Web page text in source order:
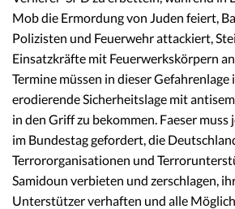
Mob die Ermordung von Juden feiert,
Polizisten und Feuerwehr attackiert,
Einsatzkräfte mit Feuerwerkskörpern
Termine müssen in dieser Gefahrenlage
erodierende Sicherheitslage mit
in den Griff zu bekommen. Faeser
im Bundestag gefordert, die
Terrororganisationen und
Samidoun verbieten und zerschlagen,
Unterstützer verhaften und alle